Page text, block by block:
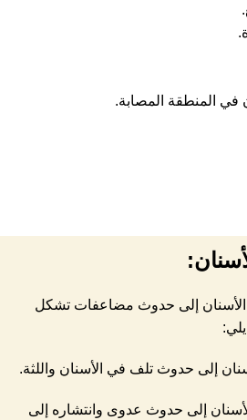
في المنطقة المصابة.
الأسنان إلى حدوث مضاعفات تشكل
إلى حدوث تلف في الأسنان واللثة.
إلى حدوث عدوى وانتشاره إلى